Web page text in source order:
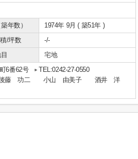
年数）
1974年 9月 ( 築51年 )
/坪数
-/-
宅地
6番62号
TEL:0242-27-0550
後藤 功二 小山 由美子 酒井 洋